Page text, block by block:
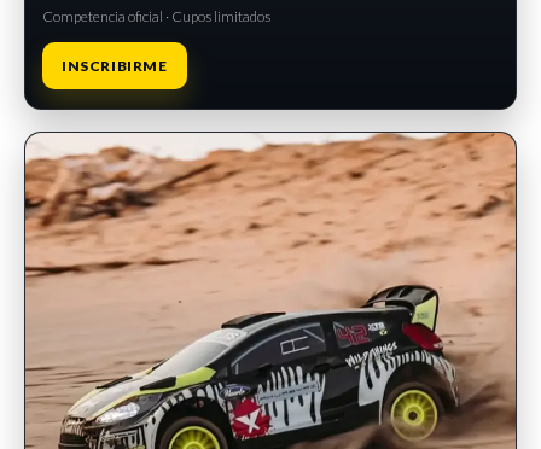
Competencia oficial · Cupos limitados
INSCRIBIRME
INSCRIPCIONES ABIERTAS